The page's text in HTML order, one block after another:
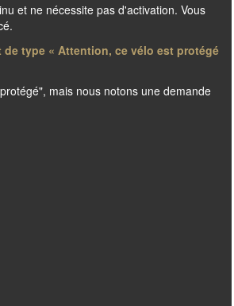
et ne nécessite pas d'activation. Vous
type « Attention, ce vélo est protégé
mais nous notons une demande